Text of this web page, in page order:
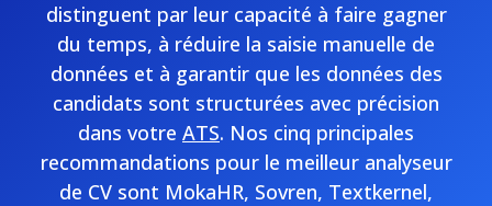
distinguent par leur capacité à faire gagner
du temps, à réduire la saisie manuelle de
données et à garantir que les données des
candidats sont structurées avec précision
dans votre ATS. Nos cinq principales
recommandations pour le meilleur analyseur
de CV sont MokaHR, Sovren, Textkernel,